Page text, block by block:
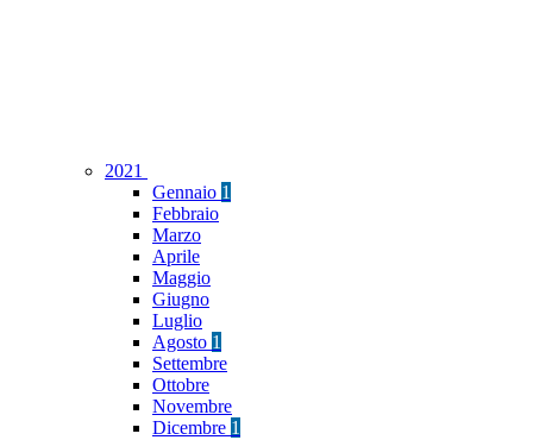
2021
Gennaio 1
Febbraio
Marzo
Aprile
Maggio
Giugno
Luglio
Agosto 1
Settembre
Ottobre
Novembre
Dicembre 1